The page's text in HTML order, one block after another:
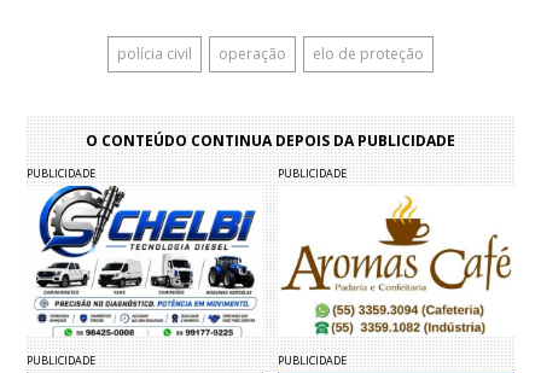
polícia civil operação elo de proteção
O CONTEÚDO CONTINUA DEPOIS DA PUBLICIDADE
PUBLICIDADE PUBLICIDADE
PUBLICIDADE PUBLICIDADE